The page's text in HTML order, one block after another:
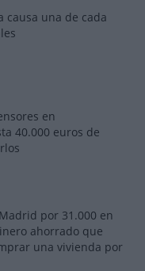
causa una de cada
en
40.000 euros de
por 31.000 en
ahorrado que
una vivienda por